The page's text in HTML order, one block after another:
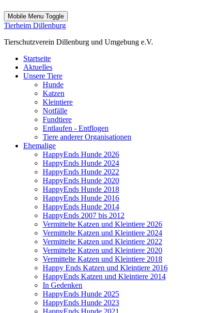
Mobile Menu Toggle
Tierheim Dillenburg
Tierschutzverein Dillenburg und Umgebung e.V.
Startseite
Aktuelles
Unsere Tiere
Hunde
Katzen
Kleintiere
Notfälle
Fundtiere
Entlaufen - Entflogen
Tiere anderer Organisationen
Ehemalige
HappyEnds Hunde 2026
HappyEnds Hunde 2024
HappyEnds Hunde 2022
HappyEnds Hunde 2020
HappyEnds Hunde 2018
HappyEnds Hunde 2016
HappyEnds Hunde 2014
HappyEnds 2007 bis 2012
Vermittelte Katzen und Kleintiere 2026
Vermittelte Katzen und Kleintiere 2024
Vermittelte Katzen und Kleintiere 2022
Vermittelte Katzen und Kleintiere 2020
Vermittelte Katzen und Kleintiere 2018
Happy Ends Katzen und Kleintiere 2016
HappyEnds Katzen und Kleintiere 2014
In Gedenken
HappyEnds Hunde 2025
HappyEnds Hunde 2023
HappyEnds Hunde 2021